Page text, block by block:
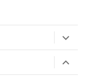
öffnen
öffnen